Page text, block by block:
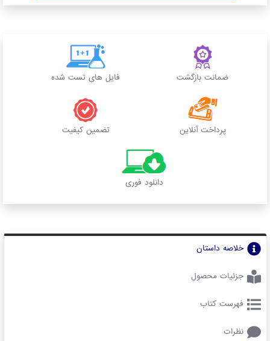
ضمانت بازگشت فایل های تست شده
پرداخت آنلاین تضمین کیفیت
دانلود فوری
خلاصه داستان
جزئیات محصول
فهرست کتاب
نظرات